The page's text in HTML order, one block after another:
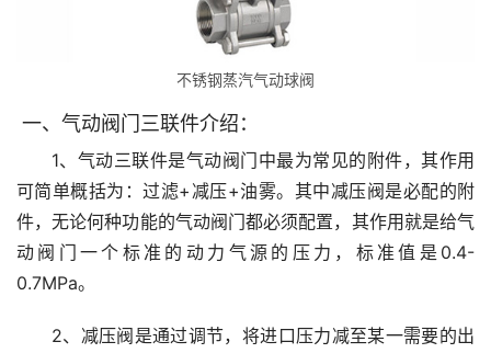
不锈钢蒸汽气动球阀
一、气动阀门三联件介绍：
1、气动三联件是气动阀门中最为常见的附件，其作用
可简单概括为：过滤+减压+油雾。其中减压阀是必配的附
件，无论何种功能的气动阀门都必须配置，其作用就是给气
动阀门一个标准的动力气源的压力，标准值是0.4-
0.7MPa。
2、减压阀是通过调节，将进口压力减至某一需要的出